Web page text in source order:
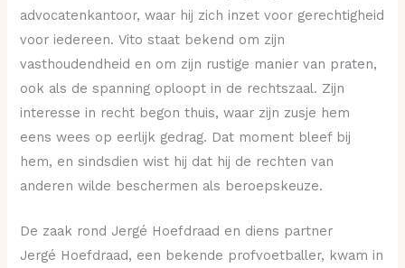
advocatenkantoor, waar hij zich inzet voor gerechtigheid
voor iedereen. Vito staat bekend om zijn
vasthoudendheid en om zijn rustige manier van praten,
ook als de spanning oploopt in de rechtszaal. Zijn
interesse in recht begon thuis, waar zijn zusje hem
eens wees op eerlijk gedrag. Dat moment bleef bij
hem, en sindsdien wist hij dat hij de rechten van
anderen wilde beschermen als beroepskeuze.
De zaak rond Jergé Hoefdraad en diens partner
Jergé Hoefdraad, een bekende profvoetballer, kwam in